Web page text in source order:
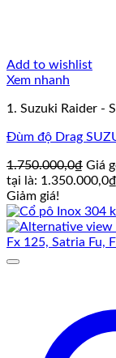
Add to wishlist
Xem nhanh
1. Suzuki Raider -
Đùm độ Drag
1.750.000,0₫ Giá
tại là:
Giảm giá!